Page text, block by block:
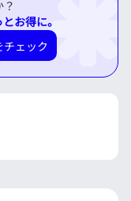
お得に。
ェック